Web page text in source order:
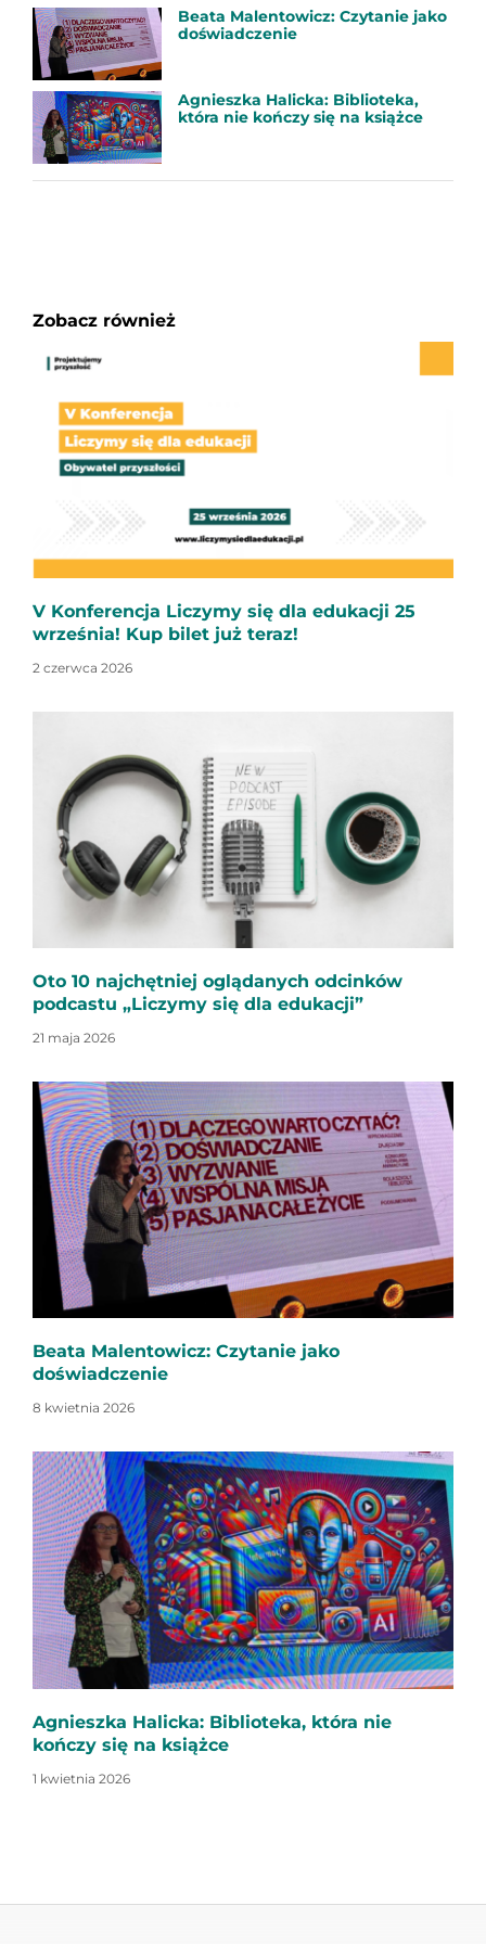
Beata Malentowicz: Czytanie jako
doświadczenie
Agnieszka Halicka: Biblioteka,
która nie kończy się na książce
Zobacz również
V Konferencja Liczymy się dla edukacji 25
września! Kup bilet już teraz!
2 czerwca 2026
Oto 10 najchętniej oglądanych odcinków
podcastu „Liczymy się dla edukacji”
21 maja 2026
Beata Malentowicz: Czytanie jako
doświadczenie
8 kwietnia 2026
Agnieszka Halicka: Biblioteka, która nie
kończy się na książce
1 kwietnia 2026